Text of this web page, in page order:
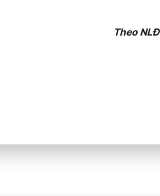
Theo NLĐ